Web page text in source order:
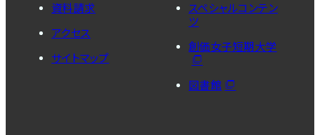
資料請求
アクセス
サイトマップ
スペシャルコンテン
ツ
創価女子短期大学
図書館